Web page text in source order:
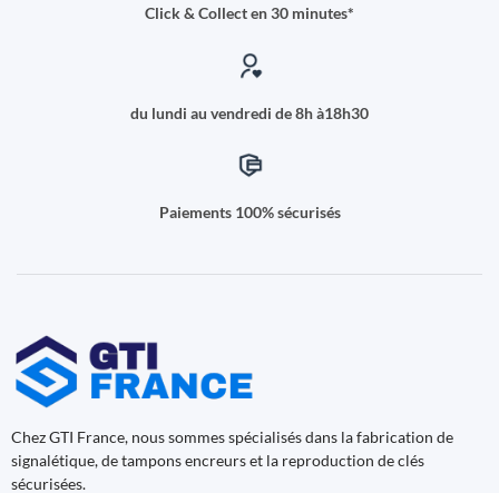
Click & Collect en 30 minutes*
du lundi au vendredi de 8h à18h30
Paiements 100% sécurisés
Chez GTI France, nous sommes spécialisés dans la fabrication de
signalétique, de tampons encreurs et la reproduction de clés
sécurisées.